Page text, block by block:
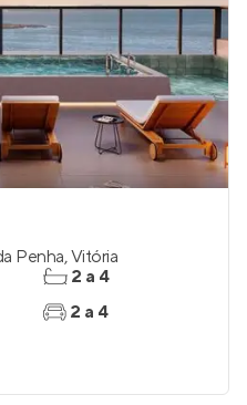
Penha,Vitória
2 a 4
2 a 4